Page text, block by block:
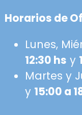
Horarios de
Lunes,
12:30 hs y
Martes y
y 15:00 a